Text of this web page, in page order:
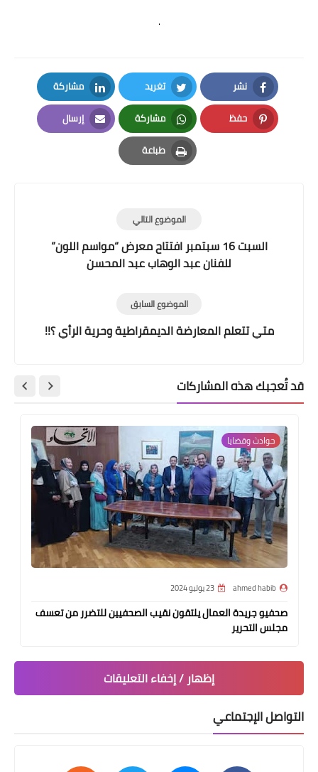
.
نشر
Facebook
تغريد
Twitter
مشاركة
LinkedIn
حفظ
Pinterest
مشاركة
Whatsapp
إرسال
Email
طباعة
Print
الموضوع التالي
السبت 16 سبتمبر افتتاح معرض “مواسم اللون”
للفنان عبد الوهاب عبد المحسن
الموضوع السابق
متي تتعلم المعارضة الديمقراطية وحرية الرأي ؟!!
قد تُعجبك هذه المشاركات
حوادث وقضايا
ahmed habib 23 يوليو 2024
صحفيو جريدة العمال يلتقون نقيب الصحفيين للتضرر من تعسف
مجلس التحرير
إظهار / إخفاء التعليقات
التواصل الإجتماعي